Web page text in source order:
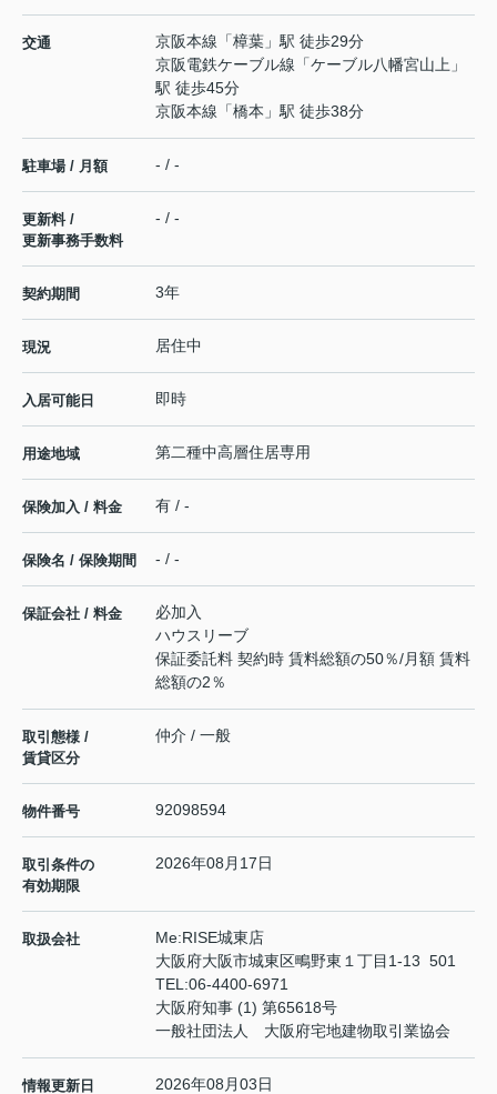
交通 京阪本線 「樟葉 」駅 徒歩29分
京阪電鉄ケーブル線 「ケーブル八幡宮山上 」
駅 徒歩45分
京阪本線 「橋本 」駅 徒歩38分
駐車場 / 月額 - / -
更新料 /
更新事務手数料
- / -
契約期間 3年
現況 居住中
入居可能日 即時
用途地域 第二種中高層住居専用
保険加入 / 料金 有 / -
保険名 / 保険期間 - / -
保証会社 / 料金
必加入
ハウスリーブ
保証委託料 契約時 賃料総額の50％/月額 賃料
総額の2％
取引態様 /
賃貸区分
仲介 / 一般
物件番号 92098594
取引条件の
有効期限
2026年08月17日
取扱会社
Me:RISE城東店
大阪府大阪市城東区鴫野東１丁目1-13 501
TEL:06-4400-6971
大阪府知事 (1) 第65618号
一般社団法人 大阪府宅地建物取引業協会
情報更新日 2026年08月03日